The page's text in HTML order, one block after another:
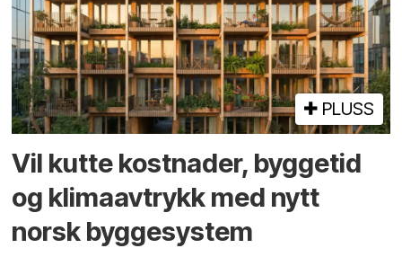
PLUSS
Vil kutte kostnader, byggetid
og klima­avtrykk med nytt
norsk bygge­system